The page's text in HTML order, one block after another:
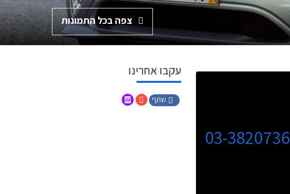
צפה בכל התמונות
03-3820736
עקבו אחרינו
שתף